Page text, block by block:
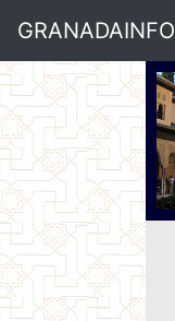
GRANADAINFO